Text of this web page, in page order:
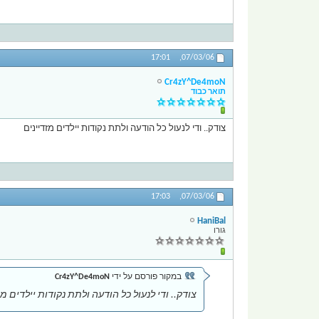
07/03/06,
17:01
Cr4zY^De4moN
תואר כבוד
צודק.. ודי לנעול כל הודעה ולתת נקודות יילדים מזדיינים
07/03/06,
17:03
HaniBal
גורו
במקור פורסם על ידי Cr4zY^De4moN
צודק.. ודי לנעול כל הודעה ולתת נקודות יילדים